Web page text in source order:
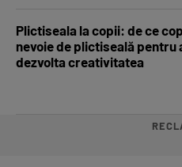
Plictiseala la copii: de ce
nevoie de plictiseală pentru
dezvolta creativitatea